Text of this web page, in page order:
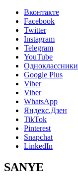
Вконтакте
Facebook
Twitter
Instagram
Telegram
YouTube
Одноклассники
Google Plus
Viber
Viber
WhatsApp
Яндекс.Дзен
TikTok
Pinterest
Snapchat
LinkedIn
SANYE